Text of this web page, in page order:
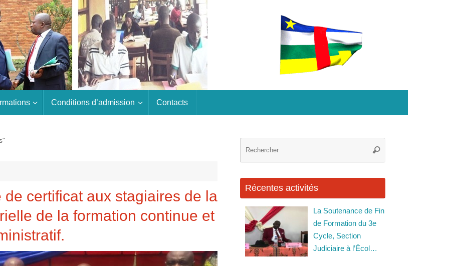
Conditions d’admission Contacts
certificat aux stagiaires de la
de la formation continue et
Rechercher
Récentes activités
La Soutenance de Fin
de Formation du 3e
Cycle, Section
Judiciaire à l’Écol…